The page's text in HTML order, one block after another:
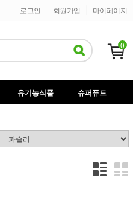
마이페이지
회원가입
로그인
0
유기농식품
슈퍼퓨드